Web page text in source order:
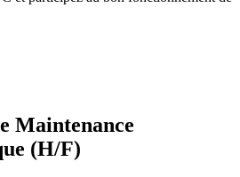
Maintenance
(H/F)